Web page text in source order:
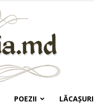
POEZII LĂCAŞURI